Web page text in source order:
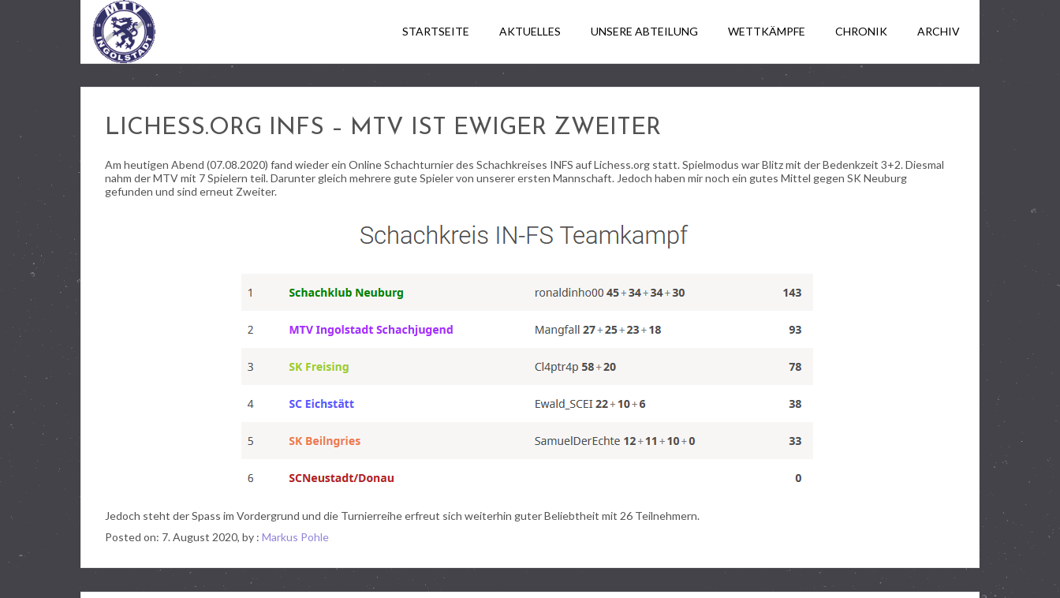
STARTSEITE AKTUELLES UNSERE ABTEILUNG WETTKÄMPFE CHRONIK ARCHIV
LICHESS.ORG INFS – MTV IST EWIGER ZWEITER
Am heutigen Abend (07.08.2020) fand wieder ein Online Schachturnier des Schachkreises INFS auf Lichess.org statt. Spielmodus war Blitz mit der Bedenkzeit 3+2. Diesmal
nahm der MTV mit 7 Spielern teil. Darunter gleich mehrere gute Spieler von unserer ersten Mannschaft. Jedoch haben mir noch ein gutes Mittel gegen SK Neuburg
gefunden und sind erneut Zweiter.
Jedoch steht der Spass im Vordergrund und die Turnierreihe erfreut sich weiterhin guter Beliebtheit mit 26 Teilnehmern.
Posted on: 7. August 2020, by : Markus Pohle